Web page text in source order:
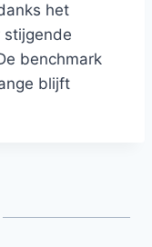
het
stijgende
benchmark
blijft